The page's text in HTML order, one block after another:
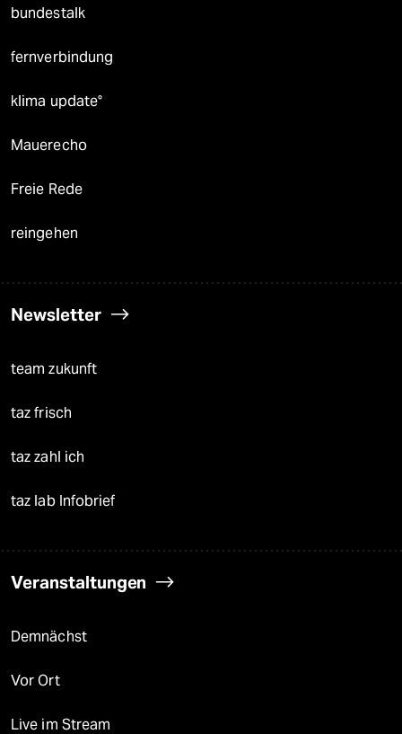
bundestalk
fernverbindung
klima update°
Mauerecho
Freie Rede
reingehen
Newsletter
team zukunft
taz frisch
taz zahl ich
taz lab Infobrief
Veranstaltungen
Demnächst
Vor Ort
Live im Stream